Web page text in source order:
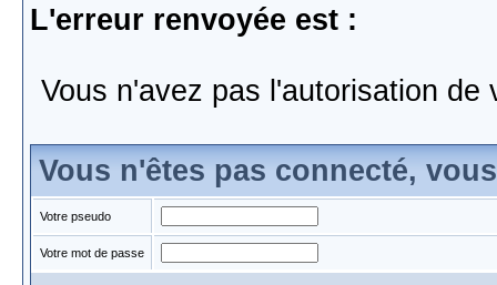
L'erreur renvoyée est :
Vous n'avez pas l'autorisation de
Vous n'êtes pas connecté,
Votre pseudo
Votre mot de passe